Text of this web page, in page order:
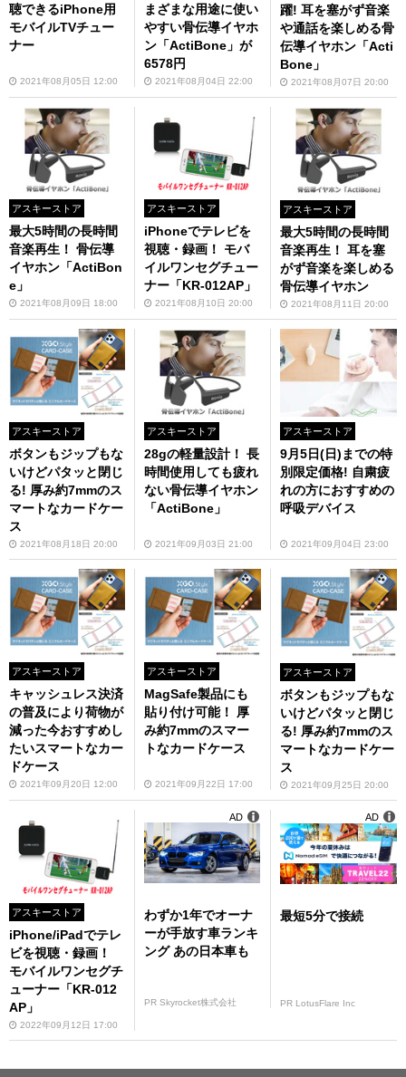
聴できるiPhone用
モバイルTVチュー
ナー
2021年08月05日 12:00
まざまな用途に使い
やすい骨伝導イヤホ
ン「ActiBone」が
6578円
2021年08月04日 22:00
躍! 耳を塞がず音楽
や通話を楽しめる骨
伝導イヤホン「Acti
Bone」
2021年08月07日 20:00
アスキーストア
最大5時間の長時間
音楽再生！ 骨伝導
イヤホン「ActiBon
e」
2021年08月09日 18:00
アスキーストア
iPhoneでテレビを
視聴・録画！ モバ
イルワンセグチュー
ナー「KR-012AP」
2021年08月10日 20:00
アスキーストア
最大5時間の長時間
音楽再生！ 耳を塞
がず音楽を楽しめる
骨伝導イヤホン
2021年08月11日 20:00
アスキーストア
ボタンもジップもな
いけどパタッと閉じ
る! 厚み約7mmのス
マートなカードケー
ス
2021年08月18日 20:00
アスキーストア
28gの軽量設計！ 長
時間使用しても疲れ
ない骨伝導イヤホン
「ActiBone」
2021年09月03日 21:00
アスキーストア
9月5日(日)までの特
別限定価格! 自粛疲
れの方におすすめの
呼吸デバイス
2021年09月04日 23:00
アスキーストア
キャッシュレス決済
の普及により荷物が
減った今おすすめし
たいスマートなカー
ドケース
2021年09月20日 12:00
アスキーストア
MagSafe製品にも
貼り付け可能！ 厚
み約7mmのスマー
トなカードケース
2021年09月22日 17:00
アスキーストア
ボタンもジップもな
いけどパタッと閉じ
る! 厚み約7mmのス
マートなカードケー
ス
2021年09月25日 20:00
アスキーストア
iPhone/iPadでテレ
ビを視聴・録画！
モバイルワンセグチ
ューナー「KR-012
AP」
2022年09月12日 17:00
わずか1年でオーナ
ーが手放す車ランキ
ング あの日本車も
PR Skyrocket株式会社
AD
最短5分で接続
PR LotusFlare Inc
AD